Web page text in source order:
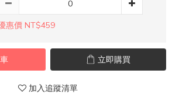
惠價 NT$459
立即購買
加入追蹤清單